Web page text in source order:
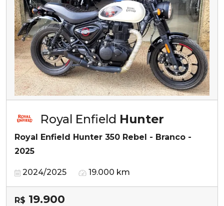
Royal Enfield Hunter
Royal Enfield Hunter 350 Rebel - Branco -
2025
2024/2025 19.000 km
R$ 19.900